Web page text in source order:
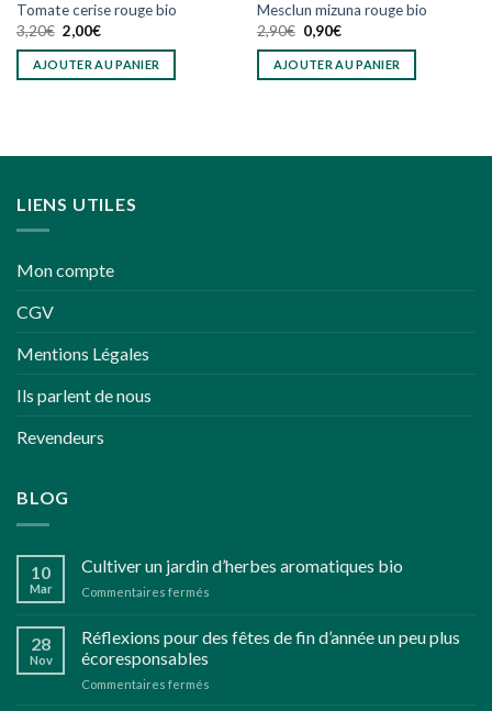
Tomate cerise rouge bio
3,20€ Le
prix
initial
était :
3,20€.
2,00€Le
actuel
est :
2,00€.
AJOUTER AU PANIER
Mesclun mizuna rouge bio
2,90€ Le
prix
initial
était :
2,90€.
0,90€Le
actuel
est :
0,90€.
AJOUTER AU PANIER
LIENS UTILES
Mon compte
CGV
Mentions Légales
Ils parlent de nous
Revendeurs
BLOG
10
Mar
Cultiver un jardin d’herbes aromatiques bio
Commentaires fermés
jardin
28
Nov
Réflexions pour des fêtes de fin d’année un peu plus
écoresponsables
Commentaires fermés